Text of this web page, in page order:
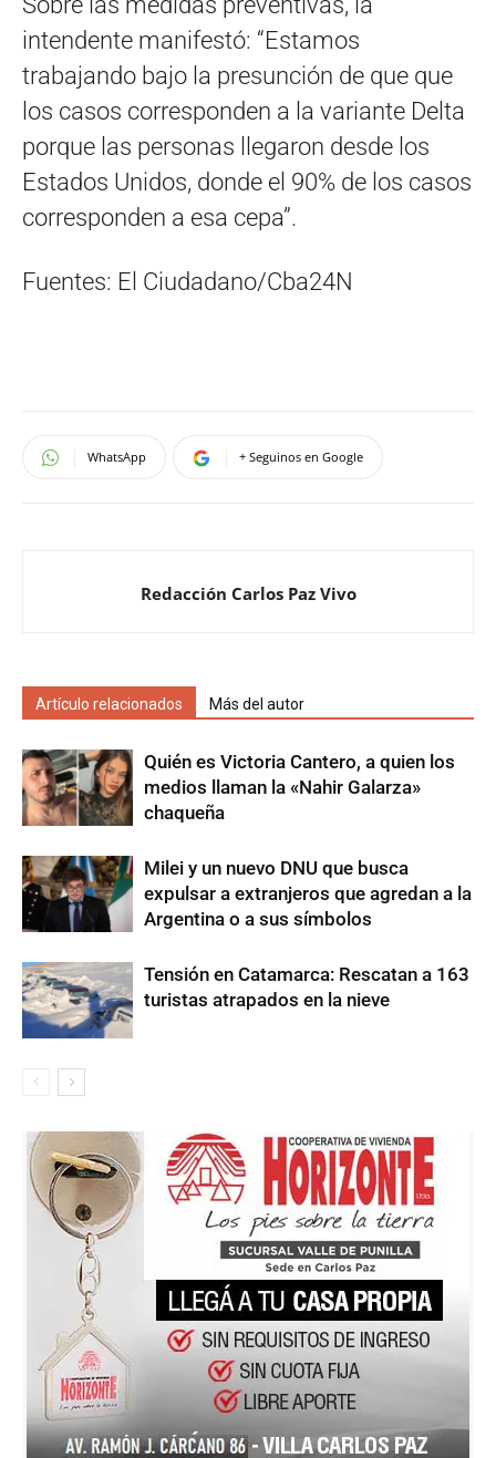
intendente manifestó: “Estamos
trabajando bajo la presunción de que que
los casos corresponden a la variante Delta
porque las personas llegaron desde los
Estados Unidos, donde el 90% de los casos
corresponden a esa cepa”.
Fuentes: El Ciudadano/Cba24N
WhatsApp + Seguinos en Google
Redacción Carlos Paz Vivo
Artículo relacionados Más del autor
Quién es Victoria Cantero, a quien los
medios llaman la «Nahir Galarza»
chaqueña
Milei y un nuevo DNU que busca
expulsar a extranjeros que agredan a la
Argentina o a sus símbolos
Tensión en Catamarca: Rescatan a 163
turistas atrapados en la nieve